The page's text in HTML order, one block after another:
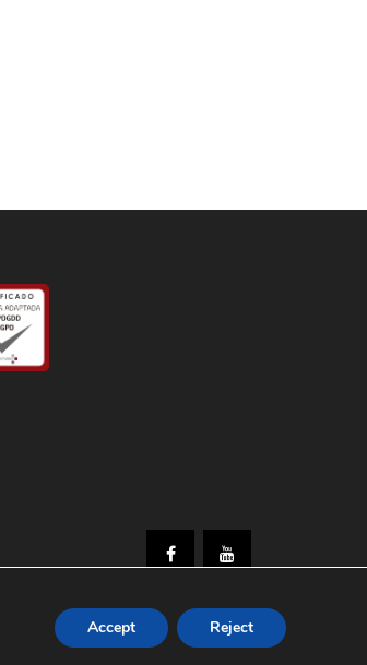
Accept Reject